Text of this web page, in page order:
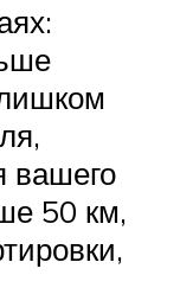
вашего
50 км,